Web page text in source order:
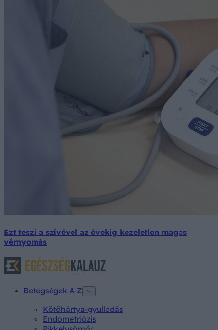
Ezt teszi a szívével az évekig kezeletlen magas
vérnyomás
Betegségek A-Z
Kötőhártya-gyulladás
Endometriózis